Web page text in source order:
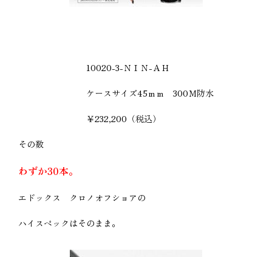
10020-3-ＮＩＮ-ＡＨ
ケースサイズ45ｍｍ 300Ｍ防水
￥232,200（税込）
その数
わずか30本。
エドックス クロノオフショアの
ハイスペックはそのまま。